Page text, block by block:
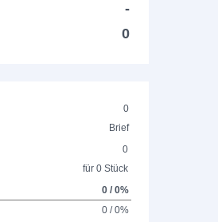
-
0
0
Brief
0
für 0 Stück
0 / 0%
0 / 0%